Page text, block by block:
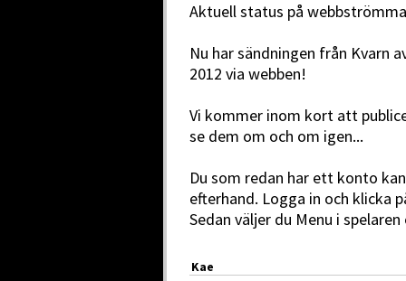
Aktuell status på
Nu har sändningen från Kvarn
2012 via webben!
Vi kommer inom kort att
se dem om och om igen...
Du som redan har ett konto
efterhand. Logga in och klicka
Sedan väljer du Menu i
Kae